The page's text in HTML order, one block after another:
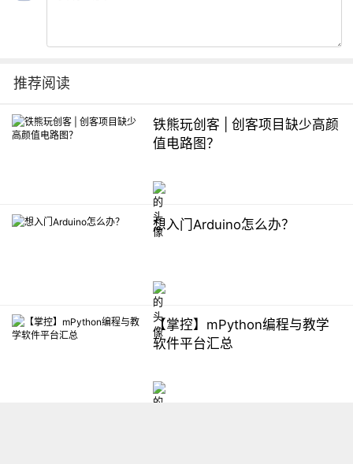
推荐阅读
铁熊玩创客 | 创客项目缺少高颜
值电路图？
想入门Arduino怎么办？
【掌控】mPython编程与教学
软件平台汇总